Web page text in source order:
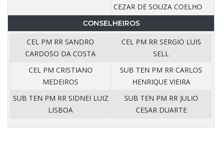
CEZAR DE SOUZA COELHO
CONSELHEIROS
CEL PM RR SANDRO
CARDOSO DA COSTA
CEL PM RR SERGIO LUIS
SELL
CEL PM CRISTIANO
MEDEIROS
SUB TEN PM RR CARLOS
HENRIQUE VIEIRA
SUB TEN PM RR SIDNEI LUIZ
LISBOA
SUB TEN PM RR JULIO
CESAR DUARTE